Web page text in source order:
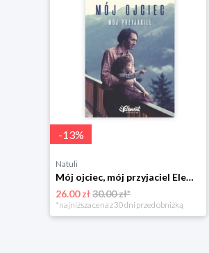
-13%
Natuli
Mój ojciec, mój przyjaciel Element
26.00 zł30.00 zł*
*najniższa cena z 30 dni przed obniżką